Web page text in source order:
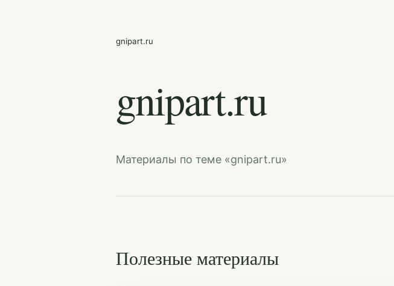
gnipart.ru
gnipart.ru
Материалы по теме «gnipart.ru»
Полезные материалы